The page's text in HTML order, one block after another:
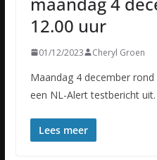
12.00 uur
01/12/2023 Cheryl Groen
Maandag 4 december
een NL-Alert testbericht
Lees meer